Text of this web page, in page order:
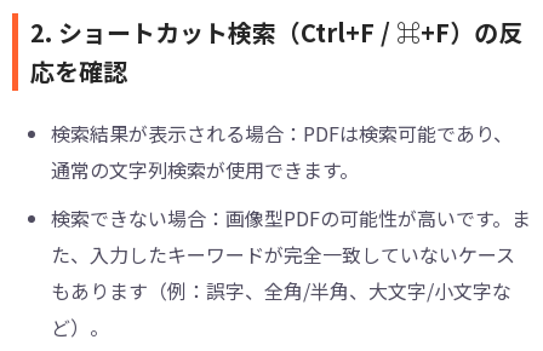
2. ショートカット検索（Ctrl+F / ⌘+F）の反
応を確認
検索結果が表示される場合：PDFは検索可能であり、
通常の文字列検索が使用できます。
検索できない場合：画像型PDFの可能性が高いです。ま
た、入力したキーワードが完全一致していないケース
もあります（例：誤字、全角/半角、大文字/小文字な
ど）。